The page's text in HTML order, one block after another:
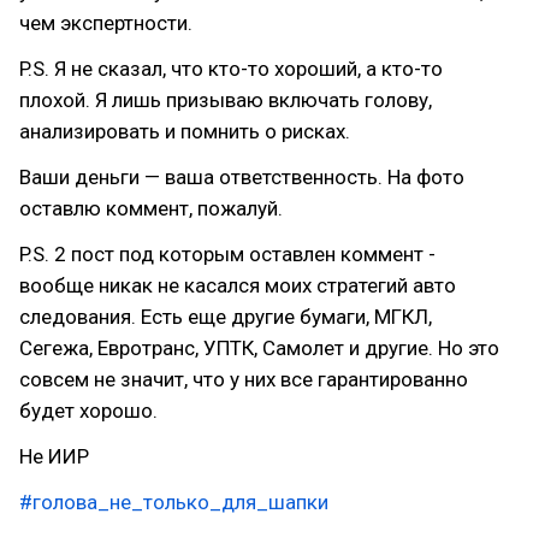
чем экспертности.
P.S. Я не сказал, что кто-то хороший, а кто-то
плохой. Я лишь призываю включать голову,
анализировать и помнить о рисках.
Ваши деньги — ваша ответственность. На фото
оставлю коммент, пожалуй.
P.S. 2 пост под которым оставлен коммент -
вообще никак не касался моих стратегий авто
следования. Есть еще другие бумаги, МГКЛ,
Сегежа, Евротранс, УПТК, Самолет и другие. Но это
совсем не значит, что у них все гарантированно
будет хорошо.
Не ИИР
#голова_не_только_для_шапки